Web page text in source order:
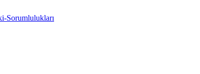
Sorumlulukları